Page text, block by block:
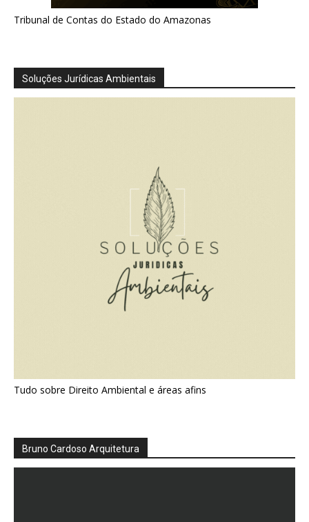
Tribunal de Contas do Estado do Amazonas
Soluções Jurídicas Ambientais
Tudo sobre Direito Ambiental e áreas afins
Bruno Cardoso Arquitetura